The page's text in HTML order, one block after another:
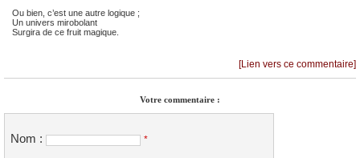
Ou bien, c’est une autre logique ;
Un univers mirobolant
Surgira de ce fruit magique.
[Lien vers ce commentaire]
Votre commentaire :
Nom : *